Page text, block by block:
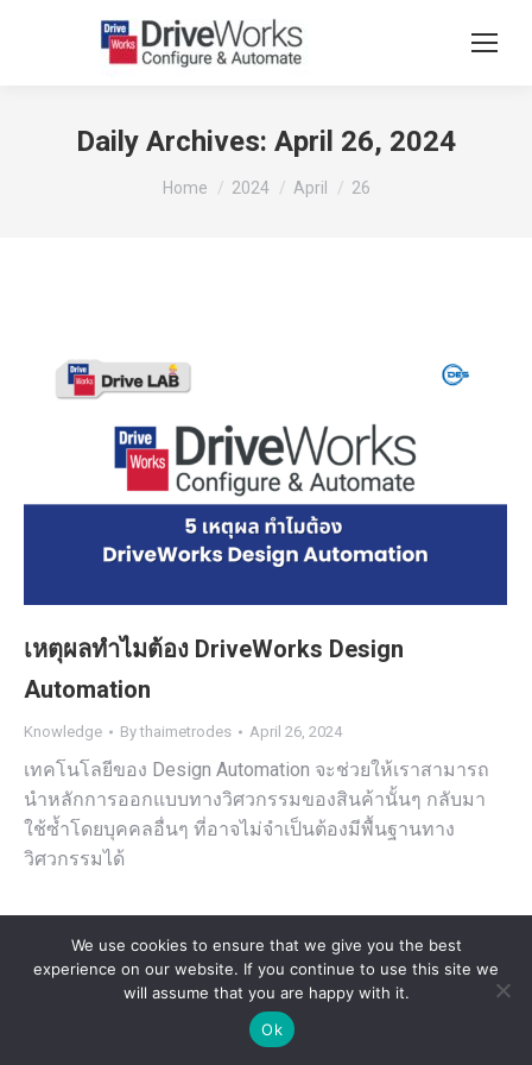
Daily Archives: April 26, 2024
You are here:
Home 2024 April 26
เหตุผลทำไมต้อง DriveWorks Design
Automation
Knowledge Bythaimetrodes April 26, 2024
เทคโนโลยีของ Design Automation จะช่วยให้เราสามารถ
นำหลักการออกแบบทางวิศวกรรมของสินค้านั้นๆ กลับมา
ใช้ซ้ำโดยบุคคลอื่นๆ ที่อาจไม่จำเป็นต้องมีพื้นฐานทาง
วิศวกรรมได้
We use cookies to ensure that we give you the best
experience on our website. If you continue to use this site we
will assume that you are happy with it.
Ok